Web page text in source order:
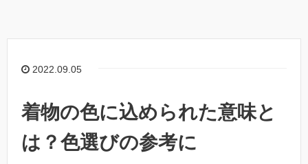
2022.09.05
着物の色に込められた意味と
は？色選びの参考に